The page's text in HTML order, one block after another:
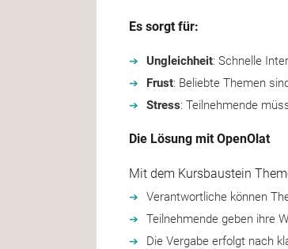
Es sorgt für:
Ungleichheit: Schnelle
Frust: Beliebte Themen
Stress: Teilnehmende
Die Lösung mit OpenOlat
Mit dem Kursbaustein
Verantwortliche können
Teilnehmende geben ihre
Die Vergabe erfolgt nach